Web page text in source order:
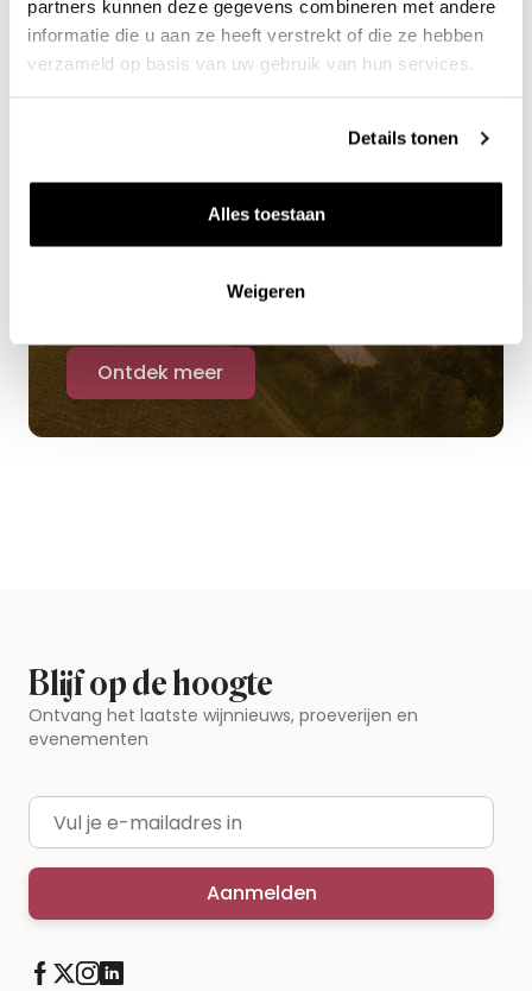
partners kunnen deze gegevens combineren met andere
informatie die u aan ze heeft verstrekt of die ze hebben
verzameld op basis van uw gebruik van hun services.
Details tonen
Alles toestaan
Weigeren
Benieuwd naar ons
Ontdek meer
Blijf op de hoogte
Ontvang het laatste wijnnieuws, proeverijen en
evenementen
E-mailadres
Aanmelden